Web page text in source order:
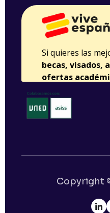
Copyright